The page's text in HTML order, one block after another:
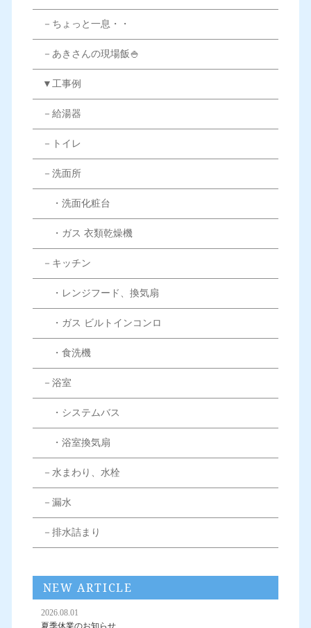
－ちょっと一息・・
－あきさんの現場飯🍚
▼工事例
－給湯器
－トイレ
－洗面所
・洗面化粧台
・ガス 衣類乾燥機
－キッチン
・レンジフード、換気扇
・ガス ビルトインコンロ
・食洗機
－浴室
・システムバス
・浴室換気扇
－水まわり、水栓
－漏水
－排水詰まり
NEW ARTICLE
2026.08.01
夏季休業のお知らせ